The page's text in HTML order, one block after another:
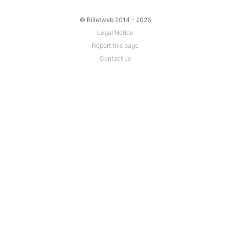
© Billetweb 2014 - 2026
Legal Notice
Report this page
Contact us